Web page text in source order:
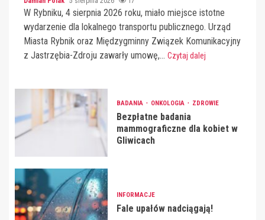
W Rybniku, 4 sierpnia 2026 roku, miało miejsce istotne
wydarzenie dla lokalnego transportu publicznego. Urząd
Miasta Rybnik oraz Międzygminny Związek Komunikacyjny
z Jastrzębia-Zdroju zawarły umowę,... Czytaj dalej
BADANIA ONKOLOGIA ZDROWIE
Bezpłatne badania
mammograficzne dla kobiet w
Gliwicach
INFORMACJE
Fale upałów nadciągają!